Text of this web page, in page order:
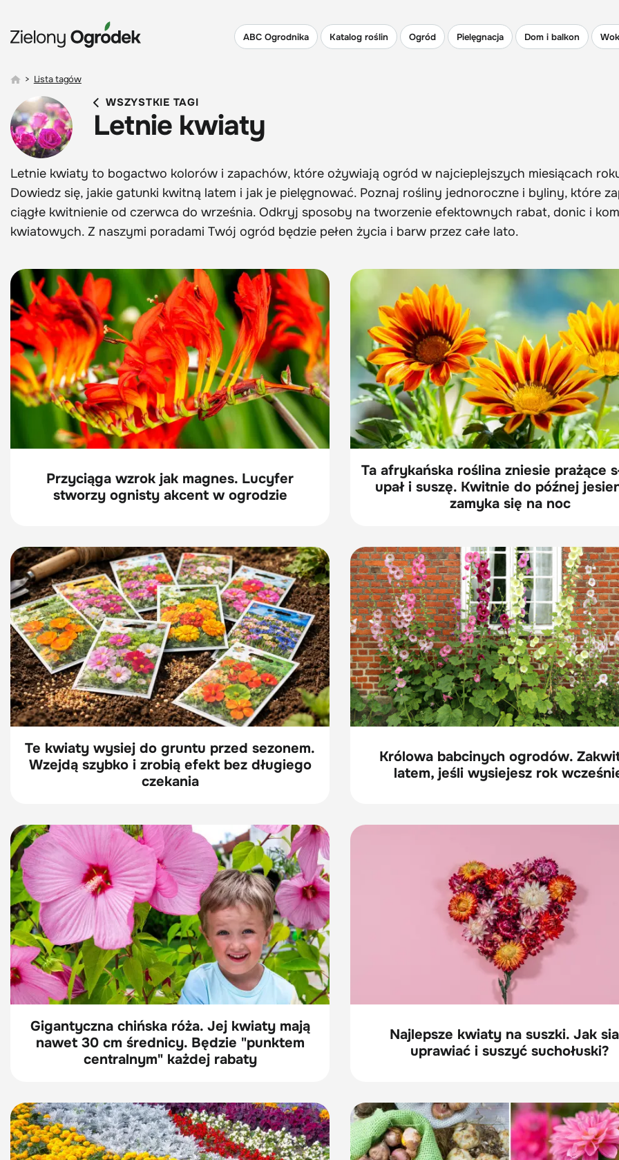
ABC Ogrodnika Katalog roślin Ogród Pielęgnacja Dom i balkon
> Lista tagów
WSZYSTKIE TAGI
Letnie kwiaty
Letnie kwiaty to bogactwo kolorów i zapachów, które ożywiają ogród w najcieplejszych miesiącach
Dowiedz się, jakie gatunki kwitną latem i jak je pielęgnować. Poznaj rośliny jednoroczne i byliny, które
ciągłe kwitnienie od czerwca do września. Odkryj sposoby na tworzenie efektownych rabat, donic i
kwiatowych. Z naszymi poradami Twój ogród będzie pełen życia i barw przez całe lato.
Przyciąga wzrok jak magnes. Lucyfer
stworzy ognisty akcent w ogrodzie
Ta afrykańska roślina zniesie prażące
upał i suszę. Kwitnie do późnej
zamyka się na noc
Te kwiaty wysiej do gruntu przed sezonem.
Wzejdą szybko i zrobią efekt bez długiego
czekania
Królowa babcinych ogrodów.
latem, jeśli wysiejesz rok
Gigantyczna chińska róża. Jej kwiaty mają
nawet 30 cm średnicy. Będzie "punktem
centralnym" każdej rabaty
Najlepsze kwiaty na suszki. Jak
uprawiać i suszyć suchołuski?